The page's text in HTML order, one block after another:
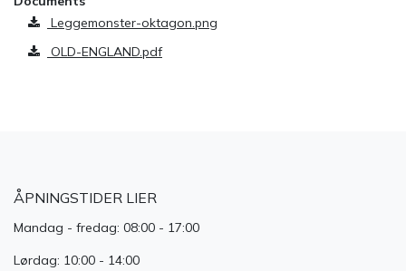
Leggemonster-oktagon.png
OLD-ENGLAND.pdf
ÅPNINGSTIDER LIER
Mandag - fredag: 08:00 - 17:00
Lørdag: 10:00 - 14:00